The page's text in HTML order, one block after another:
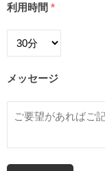
利用時間 *
メッセージ